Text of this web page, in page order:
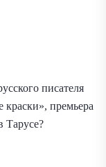
писателя
краски», премьера
Тарусе?